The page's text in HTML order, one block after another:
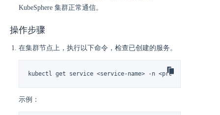
KubeSphere 集群正常通信。
操作步骤
在集群节点上，执行以下命令，检查已创建的服务。
kubectl get service <service-name> -n <project-name>
示例：